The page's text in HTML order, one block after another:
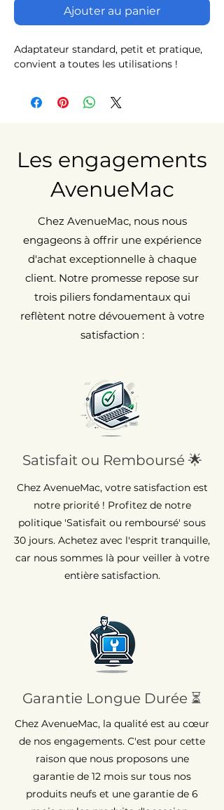
Ajouter au panier
Adaptateur standard, petit et pratique,
convient a toutes les utilisations !
Les engagements
AvenueMac
Chez AvenueMac, nous nous
engageons à offrir une expérience
d'achat exceptionnelle à chaque
client. Notre promesse repose sur
trois piliers fondamentaux qui
reflètent notre dévouement à votre
satisfaction :
Satisfait ou Remboursé 🌟
Chez AvenueMac, votre satisfaction est
notre priorité ! Profitez de notre
politique 'Satisfait ou remboursé' sous
30 jours. Achetez avec l'esprit tranquille,
car nous sommes là pour veiller à votre
entière satisfaction.
Garantie Longue Durée ⏳
Chez AvenueMac, la qualité est au cœur
de nos engagements. C'est pour cette
raison que nous proposons une
garantie de 12 mois sur tous nos
produits neufs et une garantie de 6